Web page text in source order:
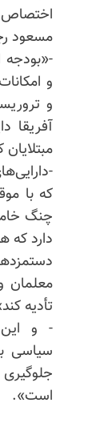
مسعود
-
و
و
آفریقا
-
که با
چنگ
دارد که
معلمان
تأدیه
- و این
سیاسی
جلوگیری
است».